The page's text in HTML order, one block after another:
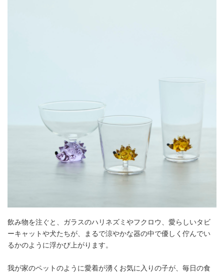
飲み物を注ぐと、ガラスのハリネズミやフクロウ、愛らしいタビ
ーキャットや犬たちが、まるで涼やかな器の中で優しく佇んでい
るかのように浮かび上がります。
我が家のペットのように愛着が湧くお気に入りの子が、毎日の食